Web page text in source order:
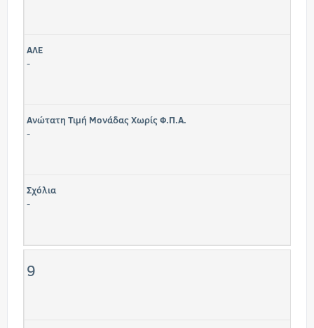
ΑΛΕ
-
Ανώτατη Τιμή Μονάδας Χωρίς Φ.Π.Α.
-
Σχόλια
-
9